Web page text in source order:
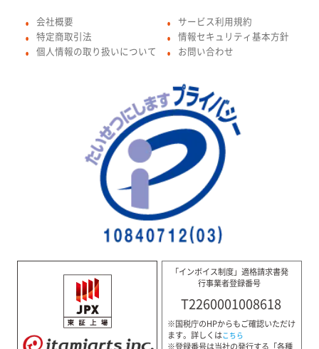
● 会社概要
● 特定商取引法
● 個人情報の取り扱いについて
● サービス利用規約
● 情報セキュリティ基本方針
● お問い合わせ
「インボイス制度」適格請求書発
行事業者登録番号
T2260001008618
※国税庁のHPからもご確認いただけ
ます。詳しくはこちら
※登録番号は当社の発行する「各種